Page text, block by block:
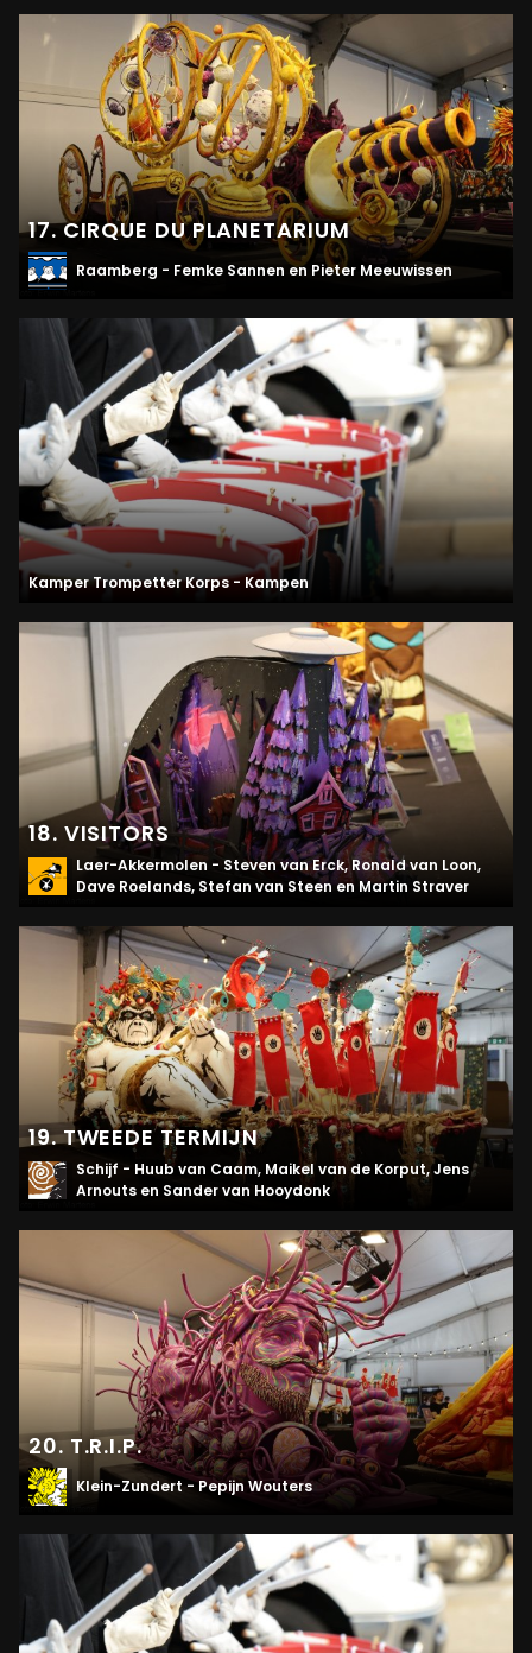
17. CIRQUE DU PLANETARIUM
Raamberg - Femke Sannen en Pieter Meeuwissen
Kamper Trompetter Korps - Kampen
18. VISITORS
Laer-Akkermolen - Steven van Erck, Ronald van Loon,
Dave Roelands, Stefan van Steen en Martin Straver
19. TWEEDE TERMIJN
Schijf - Huub van Caam, Maikel van de Korput, Jens
Arnouts en Sander van Hooydonk
20. T.R.I.P.
Klein-Zundert - Pepijn Wouters